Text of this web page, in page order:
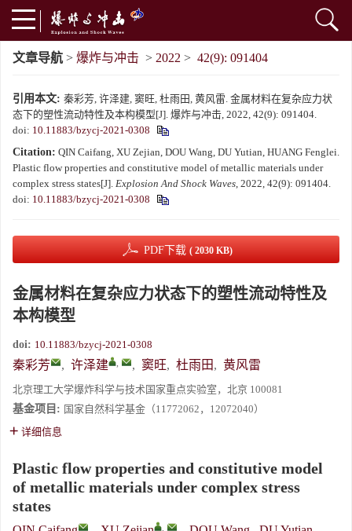
文章导航 > 爆炸与冲击 > 2022 > 42(9): 091404
引用本文: 秦彩芳, 许泽建, 窦旺, 杜雨田, 黄风雷. 金属材料在复杂应力状
态下的塑性流动特性及本构模型[J]. 爆炸与冲击, 2022, 42(9): 091404.
doi: 10.11883/bzycj-2021-0308
Citation: QIN Caifang, XU Zejian, DOU Wang, DU Yutian, HUANG Fenglei.
Plastic flow properties and constitutive model of metallic materials under
complex stress states[J]. Explosion And Shock Waves, 2022, 42(9): 091404.
doi: 10.11883/bzycj-2021-0308
PDF下载 ( 2030 KB)
金属材料在复杂应力状态下的塑性流动特性及
本构模型
doi: 10.11883/bzycj-2021-0308
秦彩芳 , 许泽建 , , 窦旺, 杜雨田, 黄风雷
北京理工大学爆炸科学与技术国家重点实验室，北京 100081
基金项目: 国家自然科学基金（11772062，12072040）
详细信息
Plastic flow properties and constitutive model
of metallic materials under complex stress
states
,